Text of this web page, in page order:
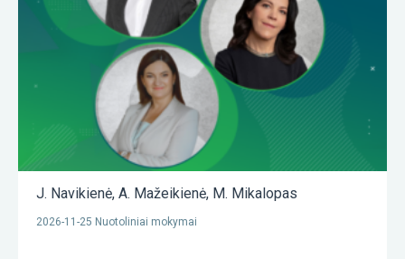
J. Navikienė, A. Mažeikienė, M. Mikalopas
2026-11-25 Nuotoliniai mokymai